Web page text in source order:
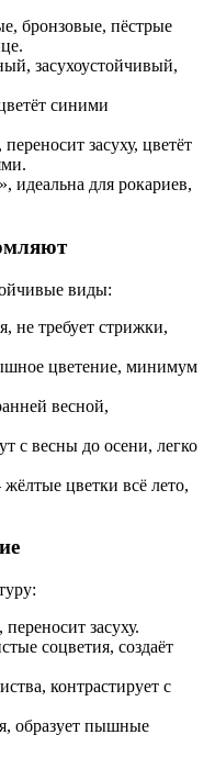
бронзовые, пёстрые
засухоустойчивый,
синими
засуху, цветёт
идеальна для рокариев,
виды:
не требует стрижки,
цветение, минимум
весной,
с весны до осени, легко
цветки всё лето,
засуху.
соцветия, создаёт
контрастирует с
образует пышные